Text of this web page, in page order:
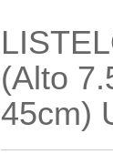
(Alto
45cm)